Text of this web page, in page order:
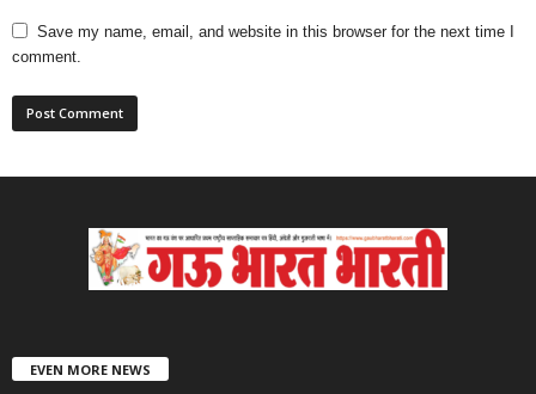
Save my name, email, and website in this browser for the next time I
comment.
EVEN MORE NEWS